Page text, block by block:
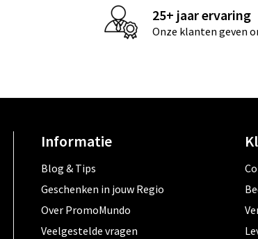
25+ jaar ervaring
Onze klanten geven
Informatie
Blog & Tips
Geschenken in jouw Regio
Over PromoMundo
Veelgestelde vragen